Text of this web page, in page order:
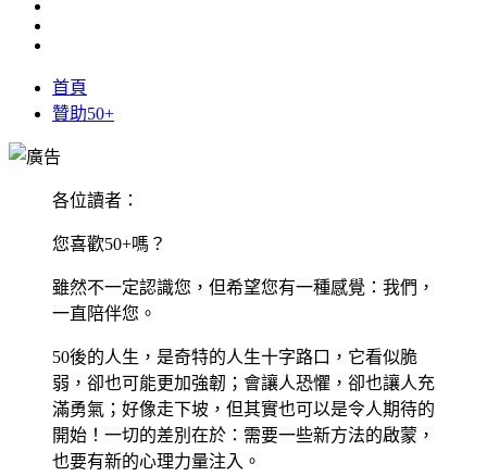
首頁
贊助50+
各位讀者：
您喜歡50+嗎？
雖然不一定認識您，但希望您有一種感覺：我們，
一直陪伴您。
50後的人生，是奇特的人生十字路口，它看似脆
弱，卻也可能更加強韌；會讓人恐懼，卻也讓人充
滿勇氣；好像走下坡，但其實也可以是令人期待的
開始！一切的差別在於：需要一些新方法的啟蒙，
也要有新的心理力量注入。